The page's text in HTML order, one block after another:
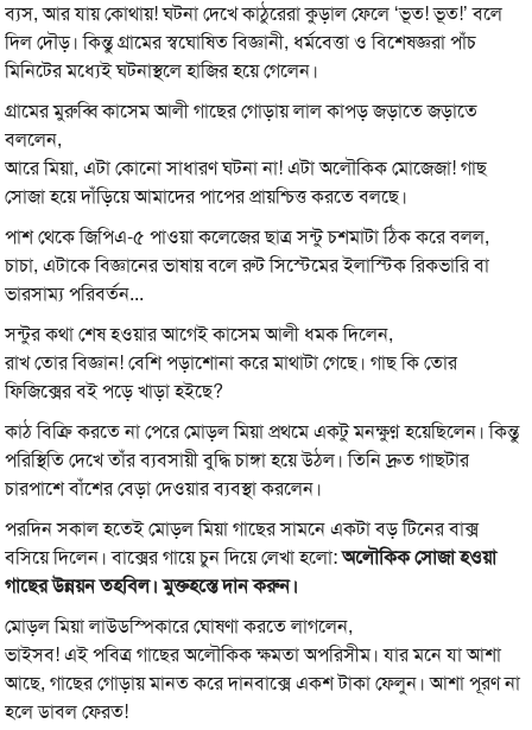
ব্যস, আর যায় কোথায়! ঘটনা দেখে কাঠুরেরা কুড়াল ফেলে ‘ভূত! ভূত!’ বলে
দিল দৌড়। কিন্তু গ্রামের স্বঘোষিত বিজ্ঞানী, ধর্মবেত্তা ও বিশেষজ্ঞরা পাঁচ
মিনিটের মধ্যেই ঘটনাস্থলে হাজির হয়ে গেলেন।
গ্রামের মুরুব্বি কাসেম আলী গাছের গোড়ায় লাল কাপড় জড়াতে জড়াতে
বললেন,
আরে মিয়া, এটা কোনো সাধারণ ঘটনা না! এটা অলৌকিক মোজেজা! গাছ
সোজা হয়ে দাঁড়িয়ে আমাদের পাপের প্রায়শ্চিত্ত করতে বলছে।
পাশ থেকে জিপিএ-৫ পাওয়া কলেজের ছাত্র সন্টু চশমাটা ঠিক করে বলল,
চাচা, এটাকে বিজ্ঞানের ভাষায় বলে রুট সিস্টেমের ইলাস্টিক রিকভারি বা
ভারসাম্য পরিবর্তন...
সন্টুর কথা শেষ হওয়ার আগেই কাসেম আলী ধমক দিলেন,
রাখ তোর বিজ্ঞান! বেশি পড়াশোনা করে মাথাটা গেছে। গাছ কি তোর
ফিজিক্সের বই পড়ে খাড়া হইছে?
কাঠ বিক্রি করতে না পেরে মোড়ল মিয়া প্রথমে একটু মনক্ষুণ্ন হয়েছিলেন। কিন্তু
পরিস্থিতি দেখে তাঁর ব্যবসায়ী বুদ্ধি চাঙ্গা হয়ে উঠল। তিনি দ্রুত গাছটার
চারপাশে বাঁশের বেড়া দেওয়ার ব্যবস্থা করলেন।
পরদিন সকাল হতেই মোড়ল মিয়া গাছের সামনে একটা বড় টিনের বাক্স
বসিয়ে দিলেন। বাক্সের গায়ে চুন দিয়ে লেখা হলো:অলৌকিক সোজা হওয়া
গাছের উন্নয়ন তহবিল। মুক্তহস্তে দান করুন।
মোড়ল মিয়া লাউডস্পিকারে ঘোষণা করতে লাগলেন,
ভাইসব! এই পবিত্র গাছের অলৌকিক ক্ষমতা অপরিসীম। যার মনে যা আশা
আছে, গাছের গোড়ায় মানত করে দানবাক্সে একশ টাকা ফেলুন। আশা পূরণ না
হলে ডাবল ফেরত!